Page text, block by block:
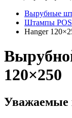
Вырубные
Штампы POS
Hanger
120×250
Уважаемые